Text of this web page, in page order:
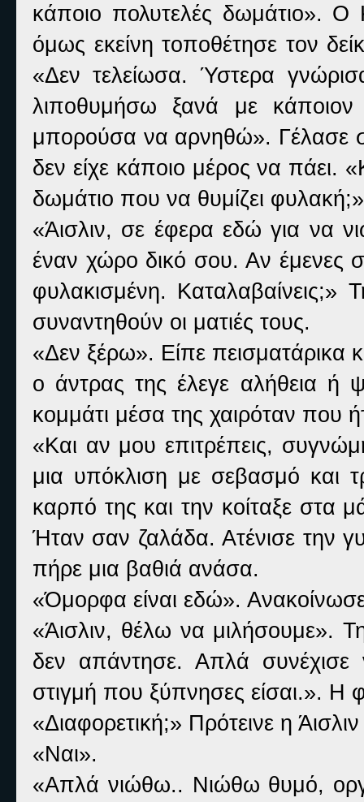
κάποιο πολυτελές δωμάτιο». Ο
όμως εκείνη τοποθέτησε τον
«Δεν τελείωσα. Ύστερα
λιποθυμήσω ξανά με
μπορούσα να αρνηθώ». Γέλασε
δεν είχε κάποιο μέρος να πάει.
δωμάτιο που να θυμίζει
«Άισλιν, σε έφερα εδώ για να
έναν χώρο δικό σου. Αν έμενες
φυλακισμένη.
συναντηθούν οι ματιές τους.
«Δεν ξέρω». Είπε πεισματάρικα
ο άντρας της έλεγε αλήθεια
κομμάτι μέσα της χαιρόταν που
«Και αν μου επιτρέπεις,
μια υπόκλιση με σεβασμό και
καρπό της και την κοίταξε στα
Ήταν σαν ζαλάδα. Ατένισε την
πήρε μια βαθιά ανάσα.
«Όμορφα είναι εδώ».
«Άισλιν, θέλω να μιλήσουμε».
δεν απάντησε. Απλά συνέχισε
στιγμή που ξύπνησες είσαι.». Η
«Διαφορετική;» Πρότεινε η
«Ναι».
«Απλά νιώθω.. Νιώθω θυμό,